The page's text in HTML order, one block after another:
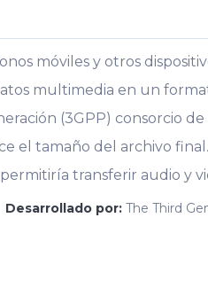
móviles y otros
multimedia en un
(3GPP) consorcio
el tamaño del archivo
transferir audio y
Desarrollado por: The Third